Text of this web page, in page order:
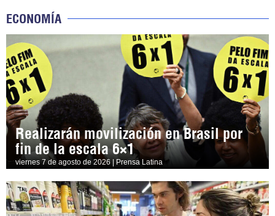
ECONOMÍA
Realizarán movilización en Brasil por
fin de la escala 6×1
viernes 7 de agosto de 2026 | Prensa Latina